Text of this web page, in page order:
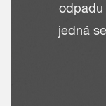
odpadu
jedná